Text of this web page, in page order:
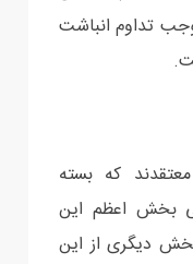
تداوم انباشت
که بسته
بخش اعظم این
دیگری از این